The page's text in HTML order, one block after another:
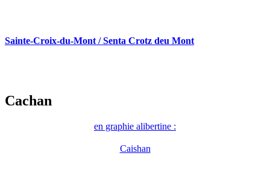
Sainte-Croix-du-Mont / Senta Crotz deu Mont
Cachan
en graphie alibertine :
Caishan